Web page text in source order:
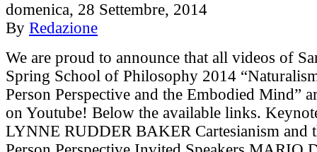
domenica, 28 Settembre, 2014
By Redazione
We are proud to announce that all videos of
Spring School of Philosophy 2014
Person Perspective and the Embodied Mind”
on Youtube! Below the available links.
LYNNE RUDDER BAKER Cartesianism and